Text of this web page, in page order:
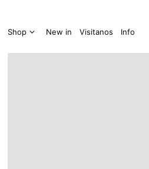
Shop New in Visitanos Info